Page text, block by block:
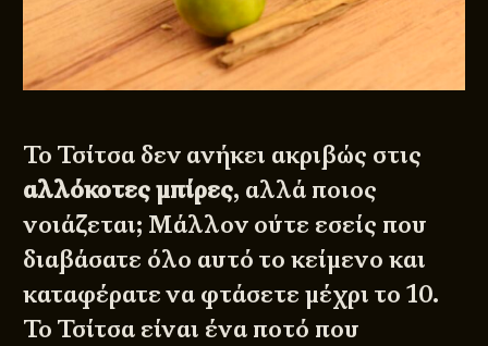
Το Τσίτσα δεν ανήκει ακριβώς στις
αλλόκοτες μπίρες, αλλά ποιος
νοιάζεται; Μάλλον ούτε εσείς που
διαβάσατε όλο αυτό το κείμενο και
καταφέρατε να φτάσετε μέχρι το 10.
Το Τσίτσα είναι ένα ποτό που